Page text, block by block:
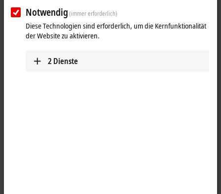
25 Einträge
Notwendig(immer erforderlich)
Diese Technologien sind erforderlich, um die Kernfunktionalität
der Website zu aktivieren.
2 Dienste